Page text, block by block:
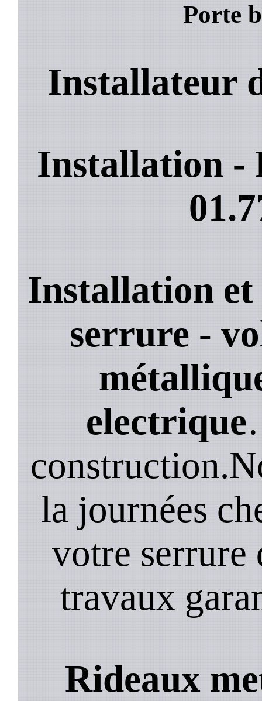
Porte
Installateur
Installation -
Installation
serrure -
electrique
la journées
votre serrure
travaux
Rideaux